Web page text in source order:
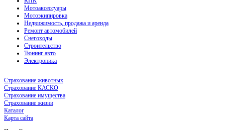
Мотоаксессуары
Мотоэкипировка
Недвижимость, продажа и аренда
Ремонт автомобилей
Снегоходы
Строительство
Тюнинг авто
Электроника
Страхование животных
Страхование КАСКО
Страхование имущества
Страхование жизни
Каталог
Карта сайта